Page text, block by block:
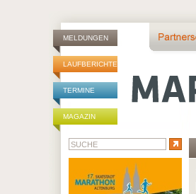
MELDUNGEN
LAUFBERICHTE
TERMINE
MAGAZIN